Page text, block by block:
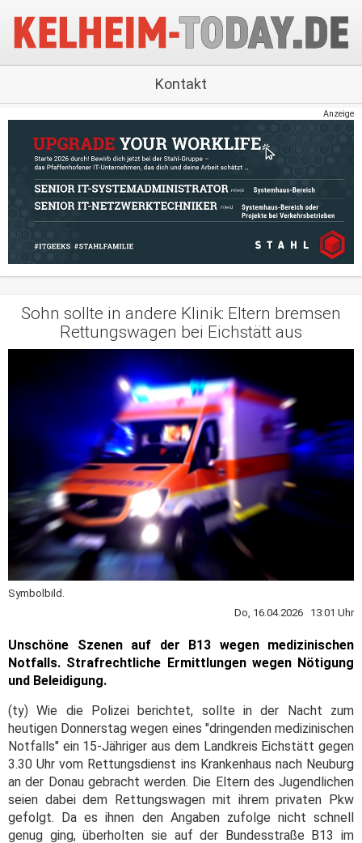
Kontakt
Anzeige
Sohn sollte in andere Klinik: Eltern bremsen
Rettungswagen bei Eichstätt aus
Symbolbild.
Do, 16.04.2026 13:01 Uhr
Unschöne Szenen auf der B13 wegen medizinischen
Notfalls. Strafrechtliche Ermittlungen wegen Nötigung
und Beleidigung.
(ty) Wie die Polizei berichtet, sollte in der Nacht zum
heutigen Donnerstag wegen eines "dringenden medizinischen
Notfalls" ein 15-Jähriger aus dem Landkreis Eichstätt gegen
3.30 Uhr vom Rettungsdienst ins Krankenhaus nach Neuburg
an der Donau gebracht werden. Die Eltern des Jugendlichen
seien dabei dem Rettungswagen mit ihrem privaten Pkw
gefolgt. Da es ihnen den Angaben zufolge nicht schnell
genug ging, überholten sie auf der Bundesstraße B13 im